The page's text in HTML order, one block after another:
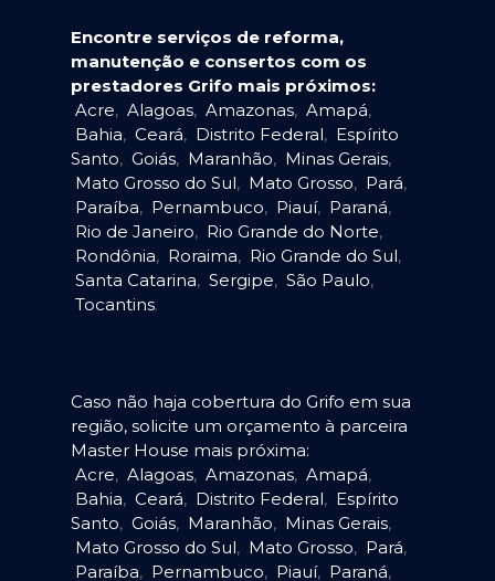
Encontre serviços de reforma,
manutenção e consertos com os
prestadores Grifo mais próximos:
Acre, Alagoas, Amazonas, Amapá,
Bahia, Ceará, Distrito Federal, Espírito
Santo, Goiás, Maranhão, Minas Gerais,
Mato Grosso do Sul, Mato Grosso, Pará,
Paraíba, Pernambuco, Piauí, Paraná,
Rio de Janeiro, Rio Grande do Norte,
Rondônia, Roraima, Rio Grande do Sul,
Santa Catarina, Sergipe, São Paulo,
Tocantins.
Caso não haja cobertura do Grifo em sua
região, solicite um orçamento à parceira
Master House mais próxima:
Acre, Alagoas, Amazonas, Amapá,
Bahia, Ceará, Distrito Federal, Espírito
Santo, Goiás, Maranhão, Minas Gerais,
Mato Grosso do Sul, Mato Grosso, Pará,
Paraíba, Pernambuco, Piauí, Paraná,